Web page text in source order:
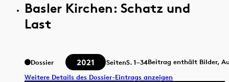
Basler Kirchen: Schatz und
Last
Dossier 2021 SeitenS.1–34Beitrag enthält Bilder,
Weitere Details des Dossier-Eintrags anzeigen